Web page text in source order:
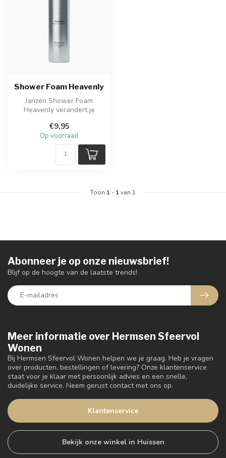
Shower Foam Heavenly
Janzen Shower Foam
Heavenly verandert je
verwenmoment met rij...
€9,95
Op voorraad
Toon 1 - 1van 1
Meer informatie over Hermsen Sfeervol
Wonen
Bij Hermsen Sfeervol Wonen helpen we je graag. Heb je vragen
over producten, bestellingen of levering? Onze klantenservice
staat voor je klaar met persoonlijk advies en een snelle,
duidelijke service. Neem gerust contact met ons op.
Klantenservice
Bekijk onze winkel in Huissen
Abonneer je op onze nieuwsbrief!
Blijf op de hoogte van de laatste trends!